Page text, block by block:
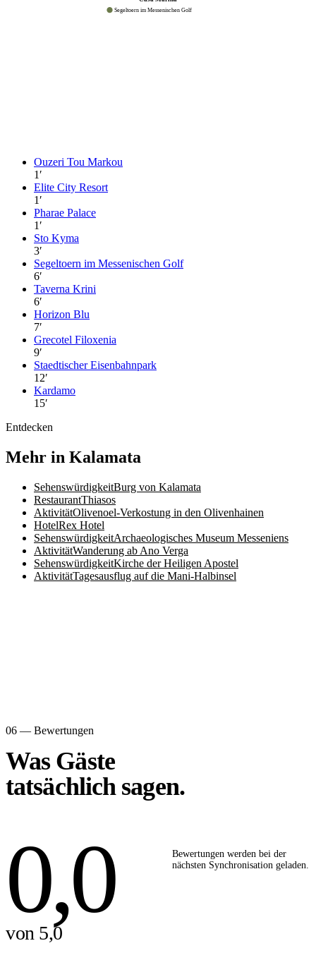
Segeltoern im Messenischen Golf
Ouzeri Tou Markou
1′
Elite City Resort
1′
Pharae Palace
1′
Sto Kyma
3′
Segeltoern im Messenischen Golf
6′
Taverna Krini
6′
Horizon Blu
7′
Grecotel Filoxenia
9′
Staedtischer Eisenbahnpark
12′
Kardamo
15′
Entdecken
Mehr in Kalamata
SehenswürdigkeitBurg von Kalamata
RestaurantThiasos
AktivitätOlivenoel-Verkostung in den Olivenhainen
HotelRex Hotel
SehenswürdigkeitArchaeologisches Museum Messeniens
AktivitätWanderung ab Ano Verga
SehenswürdigkeitKirche der Heiligen Apostel
AktivitätTagesausflug auf die Mani-Halbinsel
06 — Bewertungen
Was Gäste
tatsächlich sagen.
0,0
von 5,0
Bewertungen werden bei der
nächsten Synchronisation geladen.